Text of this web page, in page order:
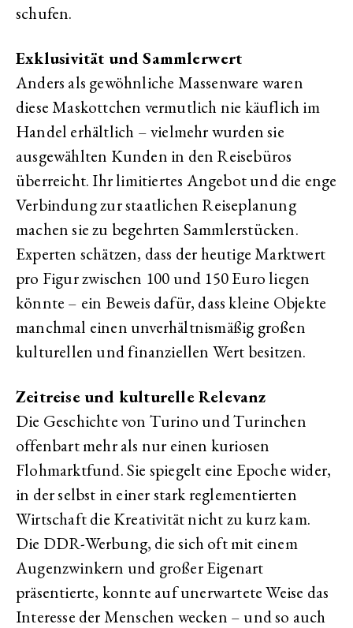
schufen.
Exklusivität und Sammlerwert
Anders als gewöhnliche Massenware waren
diese Maskottchen vermutlich nie käuflich im
Handel erhältlich – vielmehr wurden sie
ausgewählten Kunden in den Reisebüros
überreicht. Ihr limitiertes Angebot und die enge
Verbindung zur staatlichen Reiseplanung
machen sie zu begehrten Sammlerstücken.
Experten schätzen, dass der heutige Marktwert
pro Figur zwischen 100 und 150 Euro liegen
könnte – ein Beweis dafür, dass kleine Objekte
manchmal einen unverhältnismäßig großen
kulturellen und finanziellen Wert besitzen.
Zeitreise und kulturelle Relevanz
Die Geschichte von Turino und Turinchen
offenbart mehr als nur einen kuriosen
Flohmarktfund. Sie spiegelt eine Epoche wider,
in der selbst in einer stark reglementierten
Wirtschaft die Kreativität nicht zu kurz kam.
Die DDR-Werbung, die sich oft mit einem
Augenzwinkern und großer Eigenart
präsentierte, konnte auf unerwartete Weise das
Interesse der Menschen wecken – und so auch